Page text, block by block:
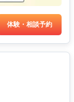
体験・相談予約